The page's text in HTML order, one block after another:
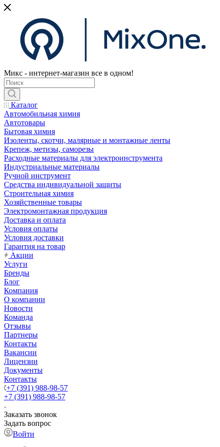
Микс - интернет-магазин все в одном!
Каталог
Автомобильная химия
Автотовары
Бытовая химия
Изоленты, скотчи, малярные и монтажные ленты
Крепеж, метизы, саморезы
Расходные материалы для электроинструмента
Индустриальные материалы
Ручной инструмент
Средства индивидуальной защиты
Строительная химия
Хозяйственные товары
Электромонтажная продукция
Доставка и оплата
Условия оплаты
Условия доставки
Гарантия на товар
Акции
Услуги
Бренды
Блог
Компания
О компании
Новости
Команда
Отзывы
Партнеры
Контакты
Вакансии
Лицензии
Документы
Контакты
+7 (391) 988-98-57
+7 (391) 988-98-57
Заказать звонок
Задать вопрос
Войти